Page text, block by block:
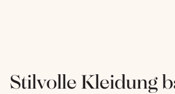
Stilvolle Kleidung